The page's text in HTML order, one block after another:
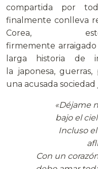
compartida por
finalmente conlleva
Corea, este
firmemente
larga historia de
la japonesa,
una acusada sociedad
«Déjame
bajo el
Incluso
Con un